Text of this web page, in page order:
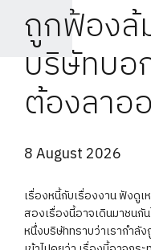
ถูกฟ้องล้
บริษัทบอ
ต้องลาอ
8 August 2026
เรื่องหนี้กับเรื่องงาน ฟังดู
สองเรื่องนี้อาจเดินมาชนกั
หนึ่งบริษัททราบว่าเรากำลั